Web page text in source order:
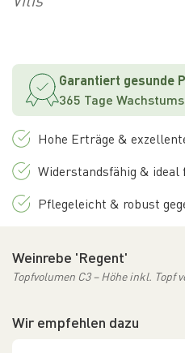
Garantiert gesunde
365 Tage
Hohe Erträge &
Widerstandsfähig & ideal
Pflegeleicht & robust
Weinrebe 'Regent'
Topfvolumen C3 – Höhe inkl. Topf
Wir empfehlen dazu